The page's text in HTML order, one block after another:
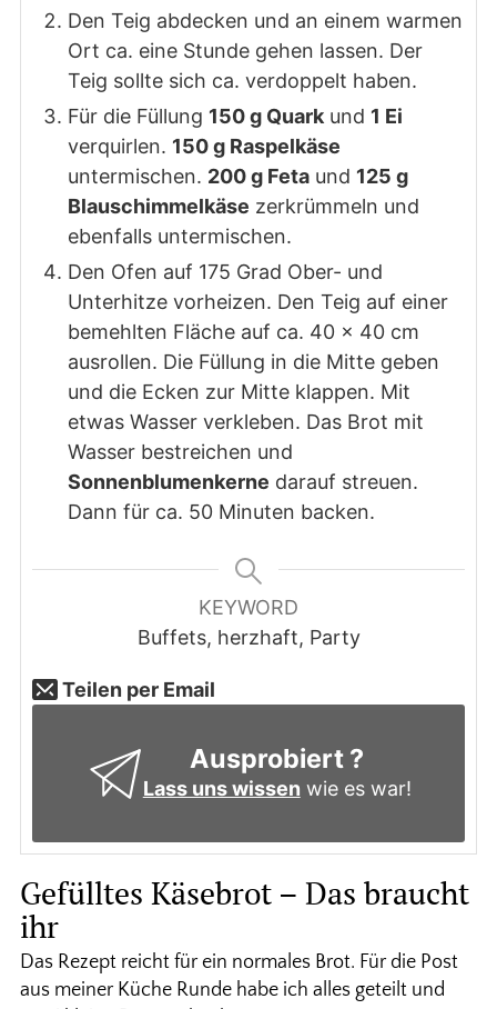
Den Teig abdecken und an einem warmen
Ort ca. eine Stunde gehen lassen. Der
Teig sollte sich ca. verdoppelt haben.
Für die Füllung 150 g Quarkund 1 Ei
verquirlen. 150 g Raspelkäse
untermischen. 200 g Fetaund 125 g
Blauschimmelkäse zerkrümmeln und
ebenfalls untermischen.
Den Ofen auf 175 Grad Ober- und
Unterhitze vorheizen. Den Teig auf einer
bemehlten Fläche auf ca. 40 x 40 cm
ausrollen. Die Füllung in die Mitte geben
und die Ecken zur Mitte klappen. Mit
etwas Wasser verkleben. Das Brot mit
Wasser bestreichen und
Sonnenblumenkerne darauf streuen.
Dann für ca. 50 Minuten backen.
KEYWORD
Buffets, herzhaft, Party
Teilen per Email
Ausprobiert ?
Lass uns wissen wie es war!
Gefülltes Käsebrot – Das braucht
ihr
Das Rezept reicht für ein normales Brot. Für die Post
aus meiner Küche Runde habe ich alles geteilt und